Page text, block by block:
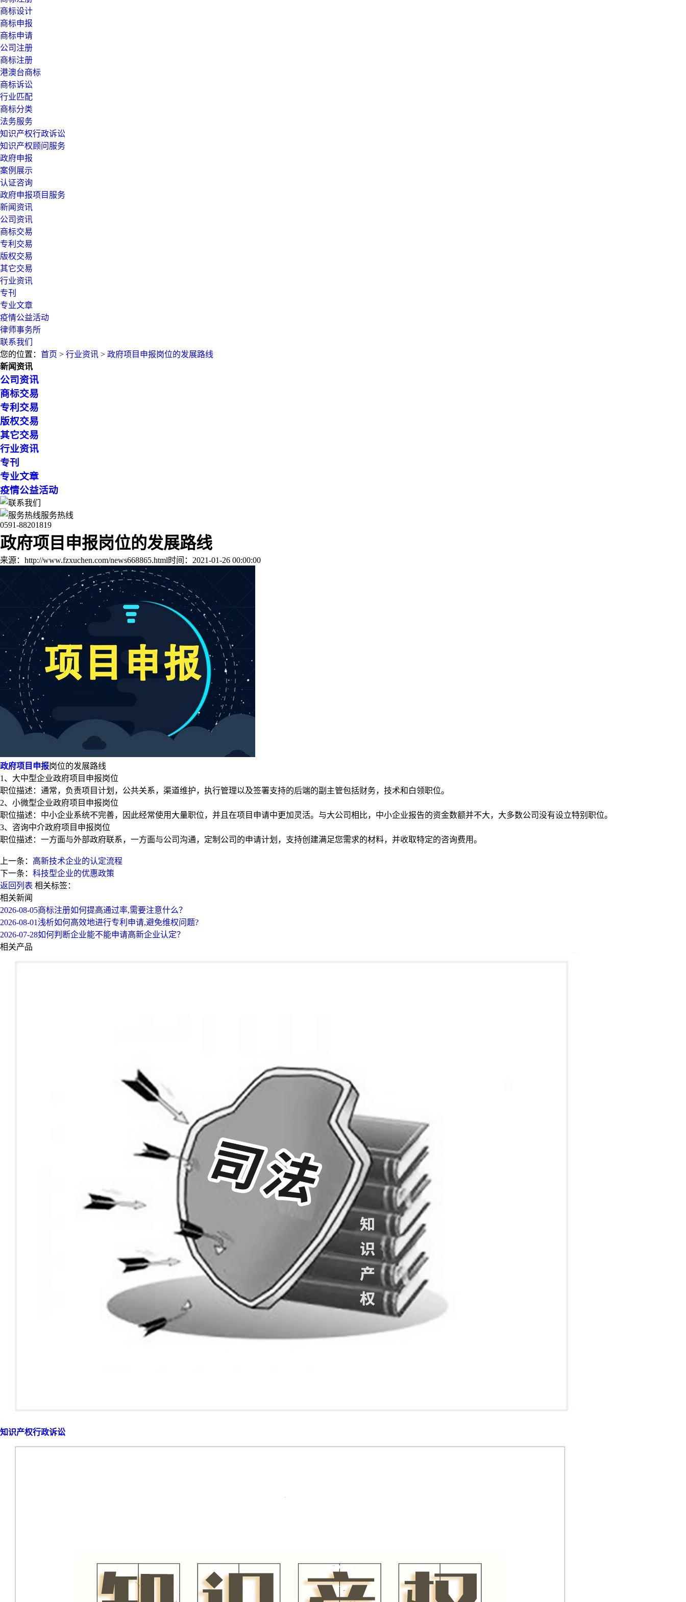
商标设计
商标申报
商标申请
公司注册
商标注册
港澳台商标
商标诉讼
行业匹配
商标分类
法务服务
知识产权行政诉讼
知识产权顾问服务
政府申报
案例展示
认证咨询
政府申报项目服务
新闻资讯
公司资讯
商标交易
专利交易
版权交易
其它交易
行业资讯
专刊
专业文章
疫情公益活动
律师事务所
联系我们
您的位置： 首页 > 行业资讯 > 政府项目申报岗位的发展路线
新闻资讯
公司资讯
商标交易
专利交易
版权交易
其它交易
行业资讯
专刊
专业文章
疫情公益活动
服务热线
0591-88201819
政府项目申报岗位的发展路线
来源：http://www.fzxuchen.com/news668865.html时间：2021-01-26 00:00:00
政府项目申报岗位的发展路线
1、大中型企业政府项目申报岗位
职位描述：通常，负责项目计划，公共关系，渠道维护，执行管理以及签署支持的后端的副主管包括财务，技术和白领职位。
2、小微型企业政府项目申报岗位
职位描述：中小企业系统不完善，因此经常使用大量职位，并且在项目申请中更加灵活。与大公司相比，中小企业报告的资金数额并不大，大多数公司没有设立特别职位。
3、咨询中介政府项目申报岗位
职位描述：一方面与外部政府联系，一方面与公司沟通，定制公司的申请计划，支持创建满足您需求的材料，并收取特定的咨询费用。
上一条： 高新技术企业的认定流程
下一条： 科技型企业的优惠政策
返回列表 相关标签：
相关新闻
2026-08-05商标注册如何提高通过率,需要注意什么？
2026-08-01浅析如何高效地进行专利申请,避免维权问题?
2026-07-28如何判断企业能不能申请高新企业认定？
相关产品
知识产权行政诉讼